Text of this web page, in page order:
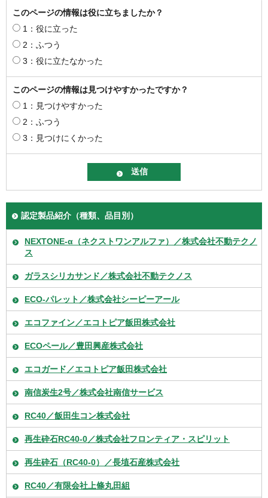
このページの情報は役に立ちましたか？
1：役に立った
2：ふつう
3：役に立たなかった
このページの情報は見つけやすかったですか？
1：見つけやすかった
2：ふつう
3：見つけにくかった
認定製品紹介（種類、品目別）
NEXTONE-α（ネクストワンアルファ）／株式会社不動テクノ
ス
ガラスシリカサンド／株式会社不動テクノス
ECO-パレット／株式会社シーピーアール
エコファイン／エコトピア飯田株式会社
ECOペール／豊田興産株式会社
エコガード／エコトピア飯田株式会社
南信炭生2号／株式会社南信サービス
RC40／飯田生コン株式会社
再生砕石RC40-0／株式会社フロンティア・スピリット
再生砕石（RC40-0）／長埴石産株式会社
RC40／有限会社上條丸田組